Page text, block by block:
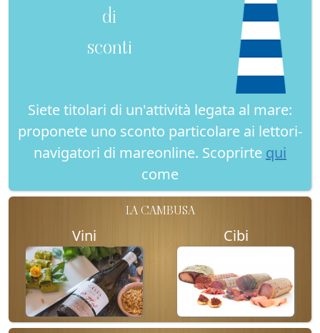
di
sconti
Siete titolari di un'attività legata al mare:
proponete uno sconto particolare ai lettori-
navigatori di mareonline. Scoprirte qui
come
LA CAMBUSA
Vini Cibi